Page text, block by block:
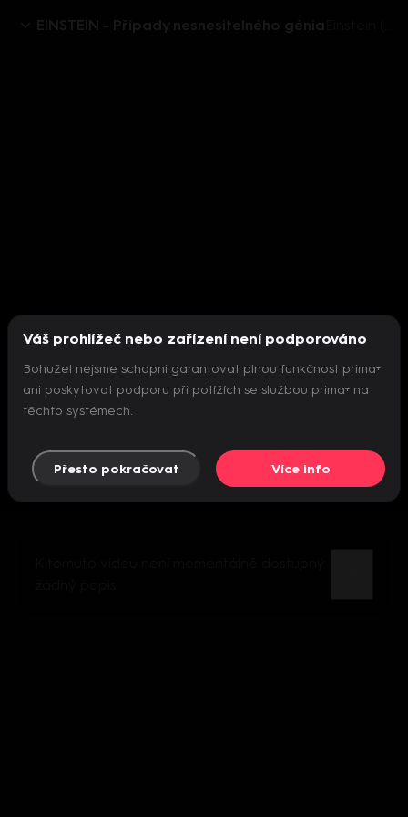
EINSTEIN - Případy nesnesitelného génia
Nepodařilo se inicializovat přehrávač
Váš prohlížeč nebo zařízení není podporováno
Bohužel nejsme schopni garantovat plnou funkčnost prima+
ani poskytovat podporu při potížích se službou prima+ na
těchto systémech.
Přesto pokračovat Více info